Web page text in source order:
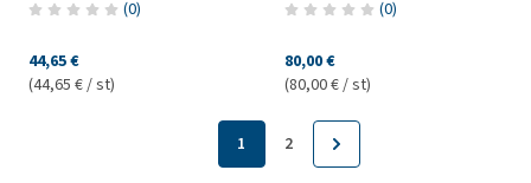
(0)
44,65 €
(44,65 € / st)
(0)
80,00 €
(80,00 € / st)
1 2